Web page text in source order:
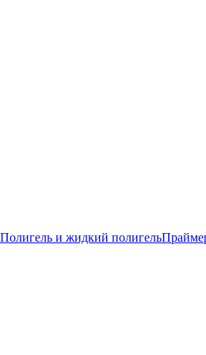
Полигель и жидкий полигель